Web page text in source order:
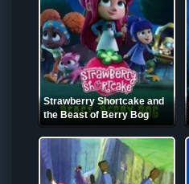
Strawberry Shortcake and
the Beast of Berry Bog
(2023)